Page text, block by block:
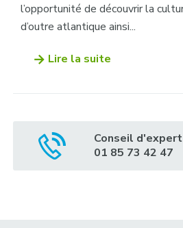
l’opportunité de découvrir la
d’outre atlantique ainsi...
Lire la suite
Conseil d'expert
01 85 73 42 47